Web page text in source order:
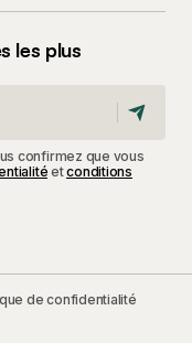
les plus
confirmez que vous
etconditions
de confidentialité